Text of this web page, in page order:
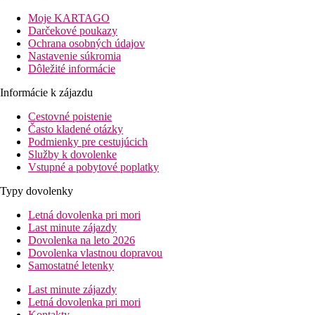
pláže: 3 km
letisko: 4 km
autobusová zastávka: 100 m
Popis izby
celkom 36 izieb
hlavná a annexová budova
recepcia a lobby
reštaurácia
bazén
lehátka a slnečníky pri bazéne
ála carte reštaurácia
Popis pláže
piesočná pláž v Laganas vzdialená cca 3 km
lehátka a slnečníky na pláži za poplatok
Strava
Raňajky
Moje KARTAGO
Darčekové poukazy
Ochrana osobných údajov
Nastavenie súkromia
Dôležité informácie
Informácie k zájazdu
Cestovné poistenie
Často kladené otázky
Podmienky pre cestujúcich
Služby k dovolenke
Vstupné a pobytové poplatky
Typy dovolenky
Letná dovolenka pri mori
Last minute zájazdy
Dovolenka na leto 2026
Dovolenka vlastnou dopravou
Samostatné letenky
Last minute zájazdy
Letná dovolenka pri mori